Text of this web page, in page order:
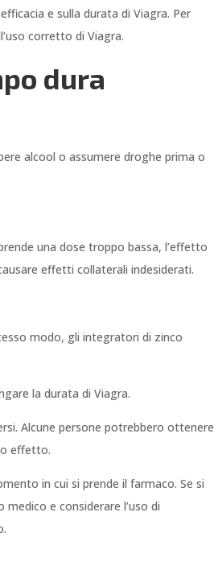
e sulla durata di Viagra. Per
corretto di Viagra.
dura
alcool o assumere droghe prima o
una dose troppo bassa, l’effetto
effetti collaterali indesiderati.
modo, gli integratori di zinco
la durata di Viagra.
Alcune persone potrebbero ottenere
effetto.
in cui si prende il farmaco. Se si
e considerare l’uso di